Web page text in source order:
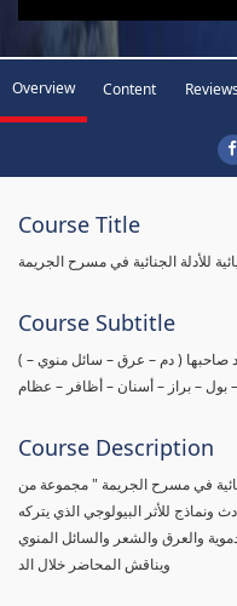
Overview Content Reviews
Course Title
للأدلة الجنائية في مسرح الجريمة
Course Subtitle
( إجراء الإختبارات علي العينة البيولوجية لتحديد صاحبها ( دم – عرق – سائل منوي –
بول – براز – أسنان – أظافر – عظام
Course Description
في مسرح الجريمة " مجموعة من
ونماذج للأثر البيولوجي الذي يتركه
والعرق والشعر والسائل المنوي
ويناقش المحاضر خلال الد